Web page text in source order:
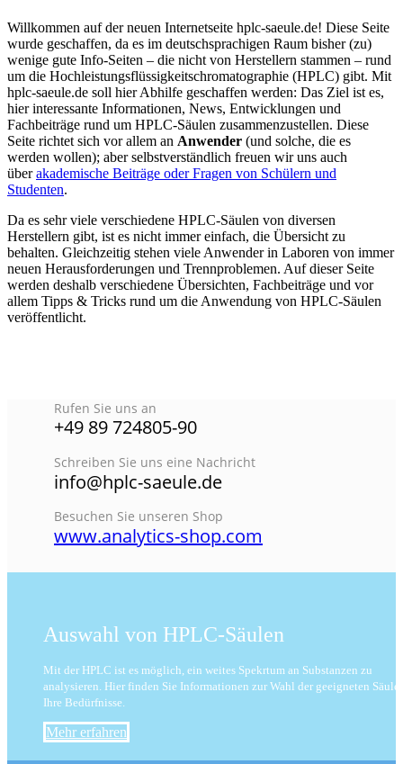
Willkommen auf der neuen Internetseite hplc-saeule.de! Diese Seite
wurde geschaffen, da es im deutschsprachigen Raum bisher (zu)
wenige gute Info-Seiten – die nicht von Herstellern stammen – rund
um die Hochleistungsflüssigkeitschromatographie (HPLC) gibt. Mit
hplc-saeule.de soll hier Abhilfe geschaffen werden: Das Ziel ist es,
hier interessante Informationen, News, Entwicklungen und
Fachbeiträge rund um HPLC-Säulen zusammenzustellen. Diese
Seite richtet sich vor allem an Anwender (und solche, die es
werden wollen); aber selbstverständlich freuen wir uns auch
überakademische Beiträge oder Fragen von Schülern und
Studenten.
Da es sehr viele verschiedene HPLC-Säulen von diversen
Herstellern gibt, ist es nicht immer einfach, die Übersicht zu
behalten. Gleichzeitig stehen viele Anwender in Laboren von immer
neuen Herausforderungen und Trennproblemen. Auf dieser Seite
werden deshalb verschiedene Übersichten, Fachbeiträge und vor
allem Tipps & Tricks rund um die Anwendung von HPLC-Säulen
veröffentlicht.
Rufen Sie uns an
+49 89 724805-90
Schreiben Sie uns eine Nachricht
info@hplc-saeule.de
Besuchen Sie unseren Shop
www.analytics-shop.com
Auswahl von HPLC-Säulen
Mit der HPLC ist es möglich, ein weites Spekrtum an Substanzen zu
analysieren. Hier finden Sie Informationen zur Wahl der geeigneten Säule
Ihre Bedürfnisse.
Mehr erfahren